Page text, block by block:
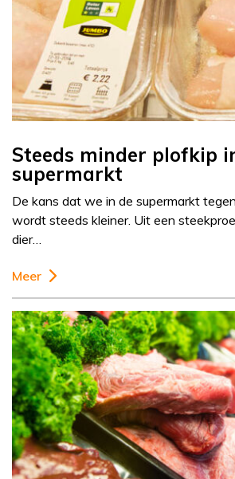
Steeds minder plofkip
supermarkt
De kans dat we in de supermarkt
wordt steeds kleiner. Uit een
dier…
Meer